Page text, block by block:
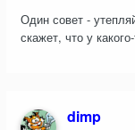
Один совет -
скажет, что у
dimp